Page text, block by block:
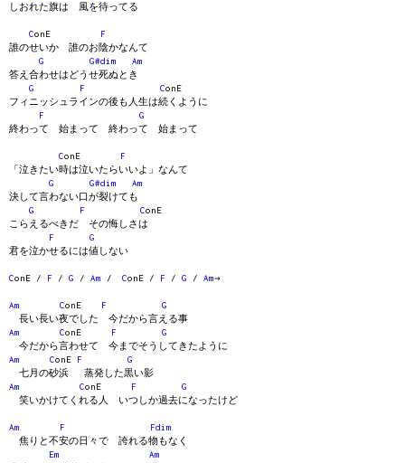
しおれた旗は 風を待ってる
ConE F
誰のせいか 誰のお陰かなんて
G
G#dim
Am
答え合わせはどうせ死ぬとき
G
F ConE
フィニッシュラインの後も人生は続くように
F
G
終わって 始まって 終わって 始まって
ConE F
「泣きたい時は泣いたらいいよ」なんて
G
G#dim
Am
決して言わない口が裂けても
G
F ConE
こらえるべきだ その悔しさは
F
G
君を泣かせるには値しない
ConE / F / G / Am / ConE / F / G / Am→
Am ConE F
G
長い長い夜でした 今だから言える事
Am
ConE F
G
今だから言わせて 今までそうしてきたように
Am
ConE F
G
七月の砂浜 蒸発した黒い影
Am
ConE F
G
笑いかけてくれる人 いつしか過去になったけど
Am F
Fdim
焦りと不安の日々で 誇れる物もなく
Em
Am